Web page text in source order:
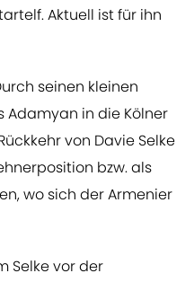
Aktuell ist für ihn
seinen kleinen
Adamyan in die Kölner
von Davie Selke
bzw. als
wo sich der Armenier
Selke vor der